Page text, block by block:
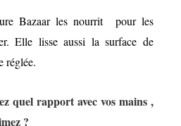
Bazaar les nourrit pour les
Elle lisse aussi la surface de
réglée.
quel rapport avec vos mains ,
?